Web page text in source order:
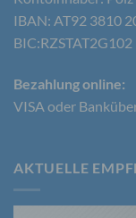
IBAN: AT92 3810
BIC:RZSTAT2G102
Bezahlung online:
VISA oder
AKTUELLE
Betroffene
Verarbeitung
Verarbeitung